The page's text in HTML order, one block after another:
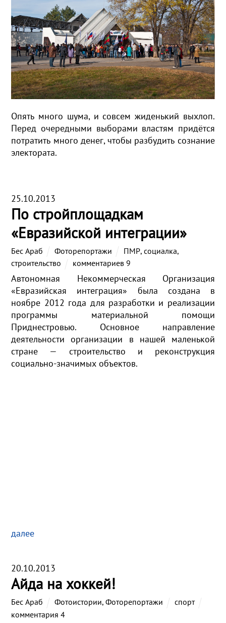
Опять много шума, и совсем жиденький выхлоп.
Перед очередными выборами властям придётся
потратить много денег, чтобы разбудить сознание
электората.
25.10.2013
По стройплощадкам
«Евразийской интеграции»
Бес Араб Фоторепортажи ПМР, социалка,
строительство
комментариев 9
Автономная Некоммерческая Организация
«Евразийская интеграция» была создана в
ноябре 2012 года для разработки и реализации
программы материальной помощи
Приднестровью. Основное направление
деятельности организации в нашей маленькой
стране — строительство и реконструкция
социально-значимых объектов.
далее
20.10.2013
Айда на хоккей!
Бес Араб Фотоистории,Фоторепортажи
спорт
комментария 4